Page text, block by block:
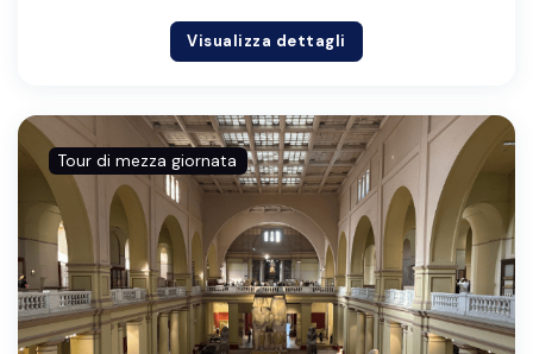
Visualizza dettagli
Tour di mezza giornata